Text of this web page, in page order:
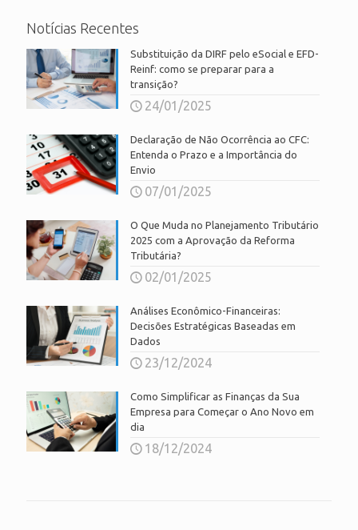
Notícias Recentes
Substituição da DIRF pelo eSocial e EFD-
Reinf: como se preparar para a
transição?
24/01/2025
Declaração de Não Ocorrência ao CFC:
Entenda o Prazo e a Importância do
Envio
07/01/2025
O Que Muda no Planejamento Tributário
2025 com a Aprovação da Reforma
Tributária?
02/01/2025
Análises Econômico-Financeiras:
Decisões Estratégicas Baseadas em
Dados
23/12/2024
Como Simplificar as Finanças da Sua
Empresa para Começar o Ano Novo em
dia
18/12/2024